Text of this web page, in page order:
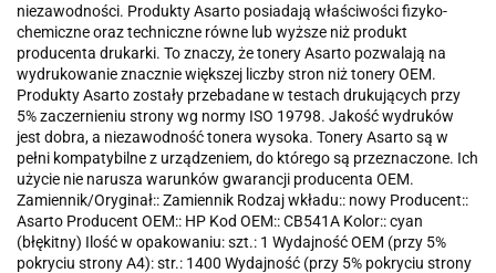
niezawodności. Produkty Asarto posiadają właściwości fizyko-
chemiczne oraz techniczne równe lub wyższe niż produkt
producenta drukarki. To znaczy, że tonery Asarto pozwalają na
wydrukowanie znacznie większej liczby stron niż tonery OEM.
Produkty Asarto zostały przebadane w testach drukujących przy
5% zaczernieniu strony wg normy ISO 19798. Jakość wydruków
jest dobra, a niezawodność tonera wysoka. Tonery Asarto są w
pełni kompatybilne z urządzeniem, do którego są przeznaczone. Ich
użycie nie narusza warunków gwarancji producenta OEM.
Zamiennik/Oryginał:: Zamiennik Rodzaj wkładu:: nowy Producent::
Asarto Producent OEM:: HP Kod OEM:: CB541A Kolor:: cyan
(błękitny) Ilość w opakowaniu: szt.: 1 Wydajność OEM (przy 5%
pokryciu strony A4): str.: 1400 Wydajność (przy 5% pokryciu strony